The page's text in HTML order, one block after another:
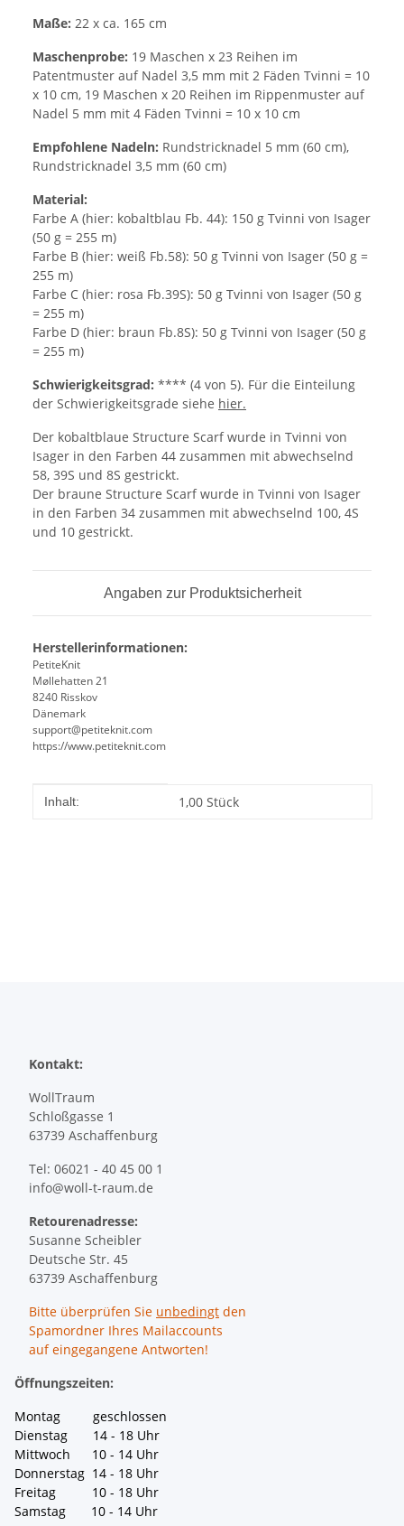
Maße: 22 x ca. 165 cm
Maschenprobe: 19 Maschen x 23 Reihen im
Patentmuster auf Nadel 3,5 mm mit 2 Fäden Tvinni = 10
x 10 cm, 19 Maschen x 20 Reihen im Rippenmuster auf
Nadel 5 mm mit 4 Fäden Tvinni = 10 x 10 cm
Empfohlene Nadeln: Rundstricknadel 5 mm (60 cm),
Rundstricknadel 3,5 mm (60 cm)
Material:
Farbe A (hier: kobaltblau Fb. 44): 150 g Tvinni von Isager
(50 g = 255 m)
Farbe B (hier: weiß Fb.58): 50 g Tvinni von Isager (50 g =
255 m)
Farbe C (hier: rosa Fb.39S): 50 g Tvinni von Isager (50 g
= 255 m)
Farbe D (hier: braun Fb.8S): 50 g Tvinni von Isager (50 g
= 255 m)
Schwierigkeitsgrad: **** (4 von 5). Für die Einteilung
der Schwierigkeitsgrade siehe hier.
Der kobaltblaue Structure Scarf wurde in Tvinni von
Isager in den Farben 44 zusammen mit abwechselnd
58, 39S und 8S gestrickt.
Der braune Structure Scarf wurde in Tvinni von Isager
in den Farben 34 zusammen mit abwechselnd 100, 4S
und 10 gestrickt.
Angaben zur Produktsicherheit
Herstellerinformationen:
PetiteKnit
Møllehatten 21
8240 Risskov
Dänemark
support@petiteknit.com
https://www.petiteknit.com
Produkteigenschaft
Wert
Inhalt: 1,00 Stück
Kontakt:
WollTraum
Schloßgasse 1
63739 Aschaffenburg
Tel: 06021 - 40 45 00 1
info@woll-t-raum.de
Retourenadresse:
Susanne Scheibler
Deutsche Str. 45
63739 Aschaffenburg
Bitte überprüfen Sie unbedingt den
Spamordner Ihres Mailaccounts
auf eingegangene Antworten!
Öffnungszeiten:
Montag geschlossen
Dienstag 14 - 18 Uhr
Mittwoch 10 - 14 Uhr
Donnerstag 14 - 18 Uhr
Freitag 10 - 18 Uhr
Samstag 10 - 14 Uhr